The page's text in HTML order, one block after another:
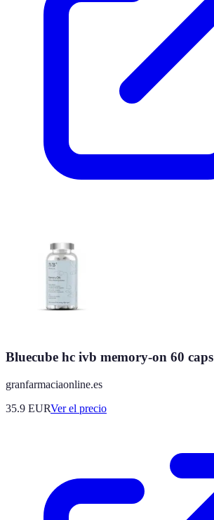
Bluecube hc ivb memory-on 60 caps
granfarmaciaonline.es
35.9 EURVer el precio